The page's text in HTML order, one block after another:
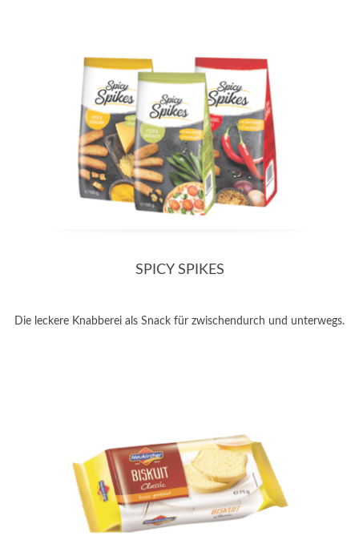
SPICY SPIKES
Die leckere Knabberei als Snack für zwischendurch und unterwegs.